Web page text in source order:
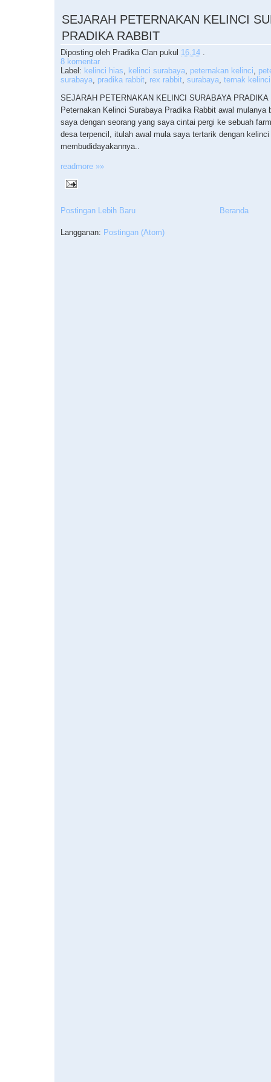
SEJARAH PETERNAKAN KELINCI
PRADIKA RABBIT
Diposting oleh Pradika Clan pukul 16.14 .
8 komentar
Label: kelinci hias, kelinci surabaya, peternakan kelinci,
surabaya, pradika rabbit, rex rabbit, surabaya, ternak kelinci
SEJARAH PETERNAKAN KELINCI SURABAYA PRADIKA
Peternakan Kelinci Surabaya Pradika Rabbit awal mulanya
saya dengan seorang yang saya cintai pergi ke sebuah
desa terpencil, itulah awal mula saya tertarik dengan
membudidayakannya..
readmore »»
Postingan Lebih Baru Beranda
Langganan: Postingan (Atom)